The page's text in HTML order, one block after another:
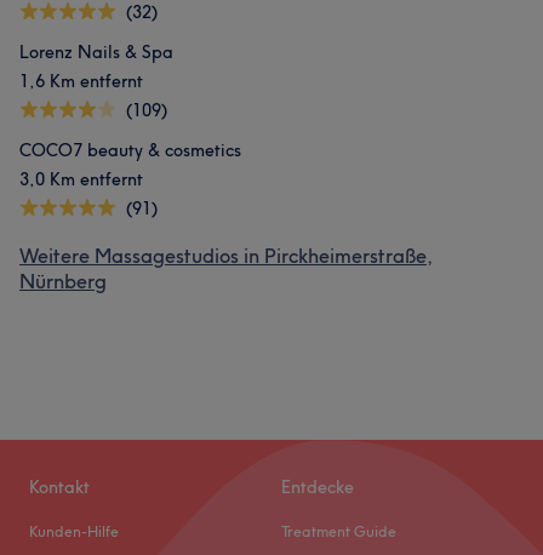
(32)
Lorenz Nails & Spa
1,6 Km entfernt
(109)
COCO7 beauty & cosmetics
3,0 Km entfernt
(91)
Weitere Massagestudios in Pirckheimerstraße,
Nürnberg
Kontakt
Kunden-Hilfe
Entdecke
Treatment Guide